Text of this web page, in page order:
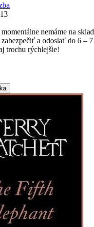
nemáme na
a odoslať do 6 –
trochu rýchlejšie!